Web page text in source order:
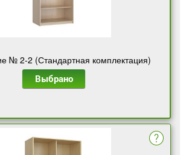
№ 2-2 (Стандартная комплектация)
Выбрано